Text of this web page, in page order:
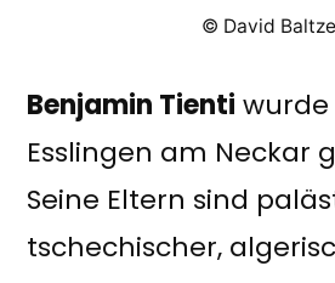
© David
Benjamin Tienti wurde
Esslingen am Neckar
Seine Eltern sind
tschechischer,